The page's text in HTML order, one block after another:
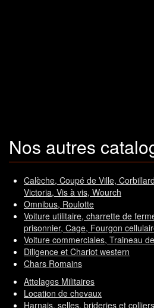
Nos autres
Calèche, Coupé de Ville,
Victoria, Vis à vis, Wourch
Omnibus, Roulotte
Voiture utilitaire, charrette de
prisonnier, Cage, Fourgon
Voiture commerciales, Traineau
Diligence et Chariot western
Chars Romains
Attelages Militaires
Location de chevaux
Harnais, selles, brideries et